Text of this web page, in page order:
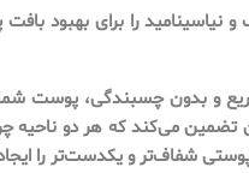
و نیاسینامید را برای بهبود
و بدون چسبندگی، پوست شما
تضمین می‌کند که هر دو
شفاف‌تر و یکدست‌تر را